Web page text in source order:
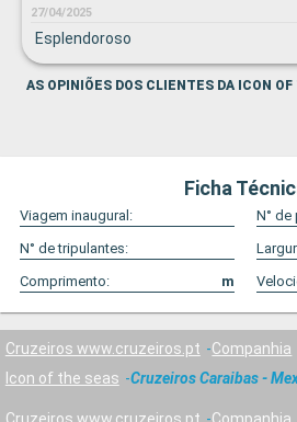
27/04/2025
Esplendoroso
AS OPINIÕES DOS CLIENTES DA ICON
Ficha
Viagem inaugural:
N°
N° de tripulantes:
Comprimento:
m
Cruzeiros www.cruzeiros.pt Companhia
Icon of the seas
Cruzeiros Caraibas -